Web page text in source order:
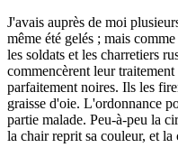
J'avais auprès de moi
même été gelés ; mais
les soldats et les charretiers
commencèrent leur
parfaitement noires. Ils les
graisse d'oie. L'ordonnance
partie malade. Peu-à-peu la
la chair reprit sa couleur, et la